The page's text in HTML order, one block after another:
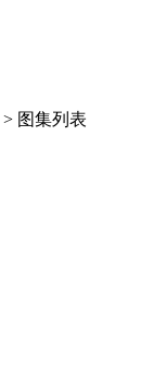
> 图集列表